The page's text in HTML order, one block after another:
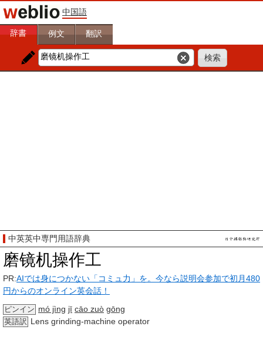
中国語
辞書 例文 翻訳
中英英中専門用語辞典
磨镜机操作工
PR:AIでは身につかない「コミュ力」を。今なら説明会参加で初月480
円からのオンライン英会話！
ピンイン mó jìng jī cāo zuò gōng
英語訳 Lens grinding-machine operator